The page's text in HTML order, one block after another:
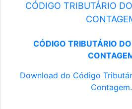
CÓDIGO TRIBUTÁRIO
CÓDIGO TRIBUTÁRIO
Download do Código
Contagem.